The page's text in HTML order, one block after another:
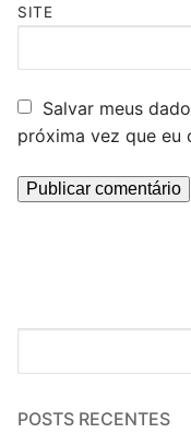
SITE
Salvar meus
próxima vez que eu
POSTS RECENTES